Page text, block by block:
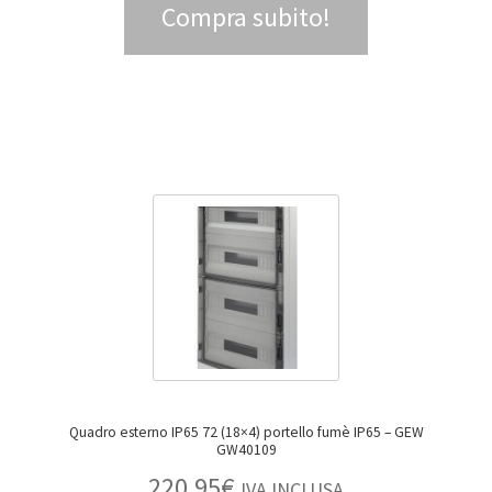
Compra subito!
Quadro esterno IP65 72 (18×4) portello fumè IP65 – GEW
GW40109